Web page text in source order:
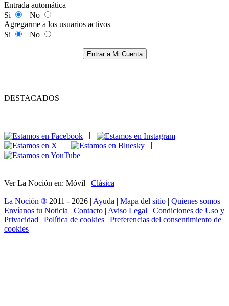
Entrada automática
Si
No
Agregarme a los usuarios activos
Si
No
Entrar a Mi Cuenta
DESTACADOS
|
|
Ver La Noción en: Móvil | Clásica
La Noción ® 2011 - 2026 | Ayuda | Mapa del sitio | Quienes somos |
Envíanos tu Noticia | Contacto | Aviso Legal | Condiciones de Uso y
Privacidad | Política de cookies | Preferencias del consentimiento de
cookies